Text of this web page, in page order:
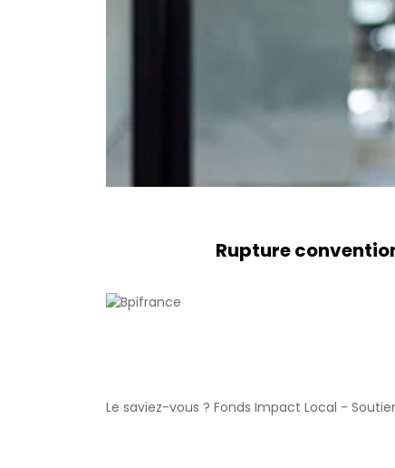
Rupture
Le saviez-vous ? Fonds Impact Local -